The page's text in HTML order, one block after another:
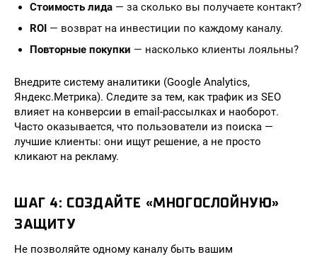
Стоимость лида — за сколько вы получаете контакт?
ROI — возврат на инвестиции по каждому каналу.
Повторные покупки — насколько клиенты лояльны?
Внедрите систему аналитики (Google Analytics,
Яндекс.Метрика). Следите за тем, как трафик из SEO
влияет на конверсии в email-рассылках и наоборот.
Часто оказывается, что пользователи из поиска —
лучшие клиенты: они ищут решение, а не просто
кликают на рекламу.
ШАГ 4: СОЗДАЙТЕ «МНОГОСЛОЙНУЮ»
ЗАЩИТУ
Не позволяйте одному каналу быть вашим